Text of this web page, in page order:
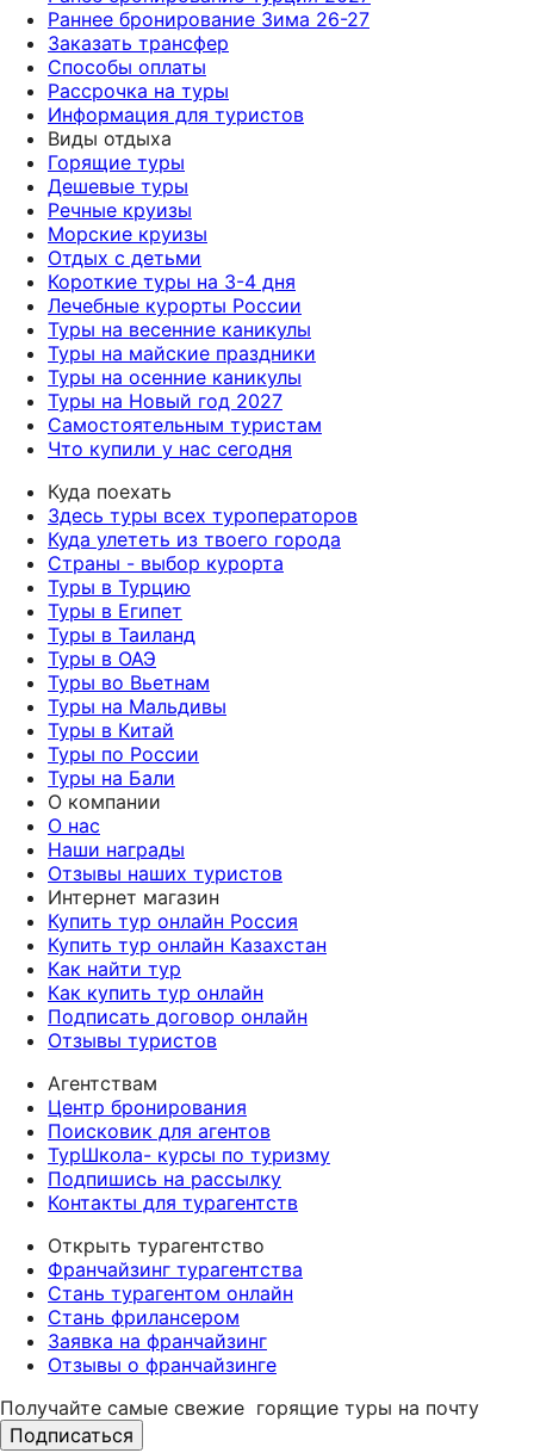
Раннее бронирование Зима 26-27
Заказать трансфер
Способы оплаты
Рассрочка на туры
Информация для туристов
Виды отдыха
Горящие туры
Дешевые туры
Речные круизы
Морские круизы
Отдых с детьми
Короткие туры на 3-4 дня
Лечебные курорты России
Туры на весенние каникулы
Туры на майские праздники
Туры на осенние каникулы
Туры на Новый год 2027
Самостоятельным туристам
Что купили у нас сегодня
Куда поехать
Здесь туры всех туроператоров
Куда улететь из твоего города
Страны - выбор курорта
Туры в Турцию
Туры в Египет
Туры в Таиланд
Туры в ОАЭ
Туры во Вьетнам
Туры на Мальдивы
Туры в Китай
Туры по России
Туры на Бали
О компании
О нас
Наши награды
Отзывы наших туристов
Интернет магазин
Купить тур онлайн Россия
Купить тур онлайн Казахстан
Как найти тур
Как купить тур онлайн
Подписать договор онлайн
Отзывы туристов
Агентствам
Центр бронирования
Поисковик для агентов
ТурШкола- курсы по туризму
Подпишись на рассылку
Контакты для турагентств
Открыть турагентство
Франчайзинг турагентства
Стань турагентом онлайн
Стань фрилансером
Заявка на франчайзинг
Отзывы о франчайзинге
Получайте самые свежие горящие туры на почту
Подписаться